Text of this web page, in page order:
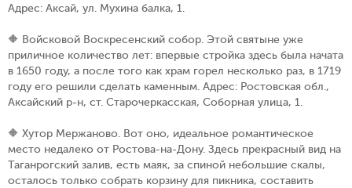
Адрес: Аксай, ул. Мухина балка, 1.
🔶 Войсковой Воскресенский собор. Этой святыне уже
приличное количество лет: впервые стройка здесь была начата
в 1650 году, а после того как храм горел несколько раз, в 1719
году его решили сделать каменным. Адрес: Ростовская обл.,
Аксайский р-н, ст. Старочеркасская, Соборная улица, 1.
🔶 Хутор Мержаново. Вот оно, идеальное романтическое
место недалеко от Ростова-на-Дону. Здесь прекрасный вид на
Таганрогский залив, есть маяк, за спиной небольшие скалы,
осталось только собрать корзину для пикника, составить